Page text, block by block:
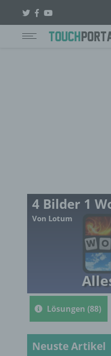
4 Bilder 1
Von Lotum
Lösungen (88)
Neuste Artikel